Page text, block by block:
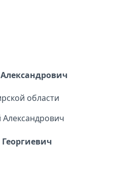
области